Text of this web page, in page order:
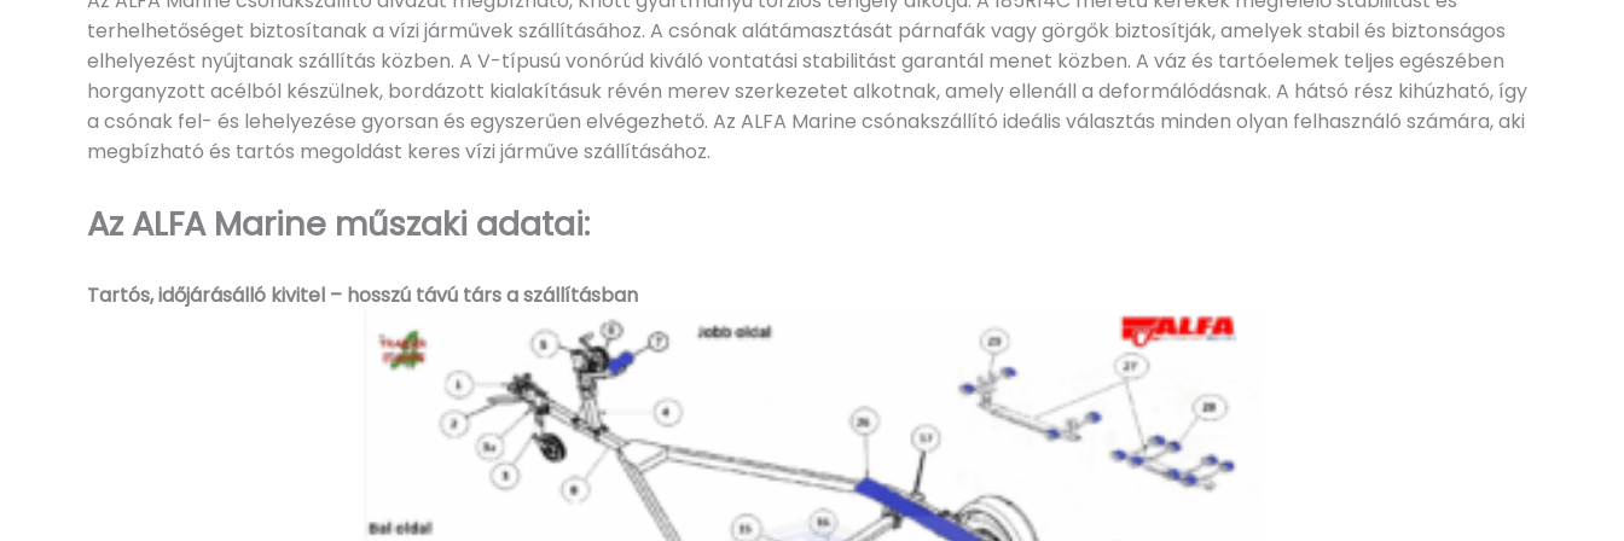
terhelhetőséget biztosítanak a vízi járművek szállításához. A csónak alátámasztását párnafák vagy görgők biztosítják, amelyek stabil és biztonságos
elhelyezést nyújtanak szállítás közben. A V-típusú vonórúd kiváló vontatási stabilitást garantál menet közben. A váz és tartóelemek teljes egészében
horganyzott acélból készülnek, bordázott kialakításuk révén merev szerkezetet alkotnak, amely ellenáll a deformálódásnak. A hátsó rész kihúzható, így
a csónak fel- és lehelyezése gyorsan és egyszerűen elvégezhető. Az ALFA Marine csónakszállító ideális választás minden olyan felhasználó számára, aki
megbízható és tartós megoldást keres vízi járműve szállításához.
Az ALFA Marine műszaki adatai:
Tartós, időjárásálló kivitel – hosszú távú társ a szállításban